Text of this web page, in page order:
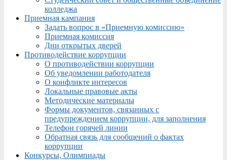
колледжа
Приемная кампания
Задать вопрос в «Приемную комиссию»
Приемная комиссия
Дни открытых дверей
Противодействие коррупции
О противодействии коррупции
Об уведомлении работодателя
О конфликте интересов
Локальные правовые акты
Методические материалы
Формы документов, связанных с
предупреждением коррупции, для заполнения
Телефон горячей линии
Обратная связь для сообщений о фактах
коррупции
Конкурсы, Олимпиады